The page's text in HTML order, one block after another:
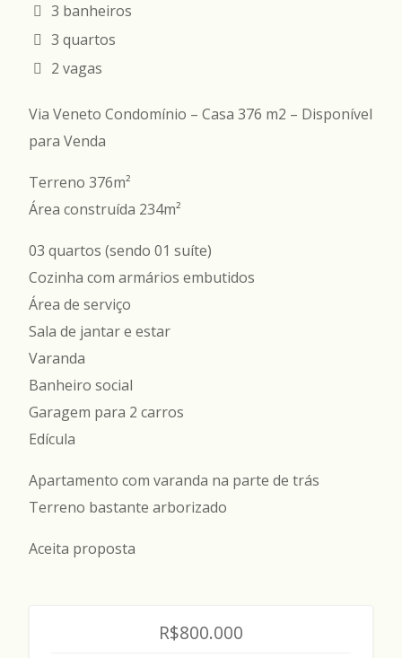
3 banheiros
3 quartos
2 vagas
Via Veneto Condomínio – Casa 376 m2 – Disponível
para Venda
Terreno 376m²
Área construída 234m²
03 quartos (sendo 01 suíte)
Cozinha com armários embutidos
Área de serviço
Sala de jantar e estar
Varanda
Banheiro social
Garagem para 2 carros
Edícula
Apartamento com varanda na parte de trás
Terreno bastante arborizado
Aceita proposta
R$800.000